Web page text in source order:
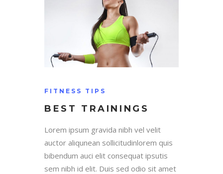
FITNESS TIPS
BEST TRAININGS
Lorem ipsum gravida nibh vel velit
auctor aliqunean sollicitudinlorem quis
bibendum auci elit consequat ipsutis
sem nibh id elit. Duis sed odio sit amet